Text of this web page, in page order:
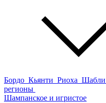
Бордо Кьянти Риоха Шабли
регионы
Шампанское и игристое